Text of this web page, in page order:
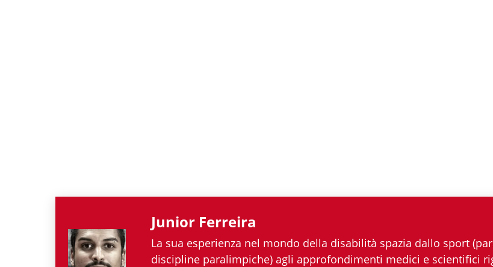
Junior Ferreira
La sua esperienza nel mondo della disabilità spazia dallo sport
discipline paralimpiche) agli approfondimenti medici e scientifici